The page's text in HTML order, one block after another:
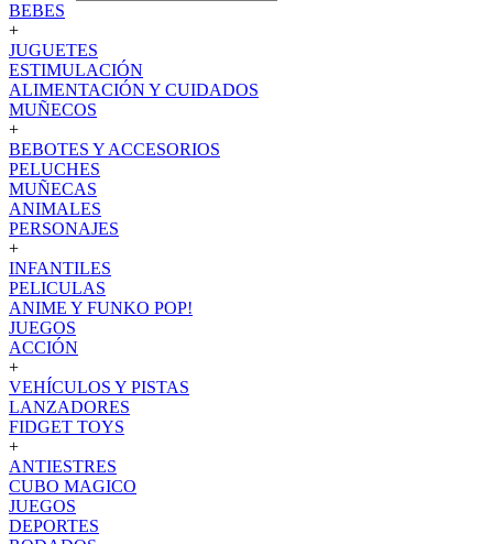
BEBES
+
JUGUETES
ESTIMULACIÓN
ALIMENTACIÓN Y CUIDADOS
MUÑECOS
+
BEBOTES Y ACCESORIOS
PELUCHES
MUÑECAS
ANIMALES
PERSONAJES
+
INFANTILES
PELICULAS
ANIME Y FUNKO POP!
JUEGOS
ACCIÓN
+
VEHÍCULOS Y PISTAS
LANZADORES
FIDGET TOYS
+
ANTIESTRES
CUBO MAGICO
JUEGOS
DEPORTES